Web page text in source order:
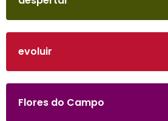
evoluir
Flores do Campo